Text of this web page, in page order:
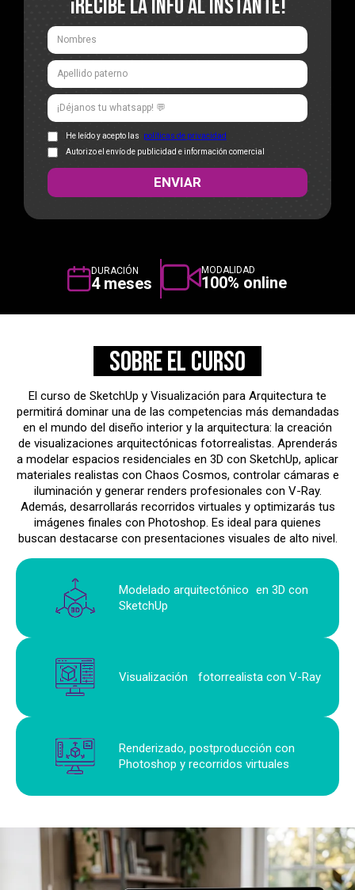
¡RECIBE LA INFO AL INSTANTE!
He leído y acepto las
políticas de privacidad
Autorizo el envío de publicidad e información comercial
DURACIÓN
4 meses
MODALIDAD
100% online
Sobre el curso
El curso de SketchUp y Visualización para Arquitectura te
permitirá dominar una de las competencias más demandadas
en el mundo del diseño interior y la arquitectura: la creación
de visualizaciones arquitectónicas fotorrealistas. Aprenderás
a modelar espacios residenciales en 3D con SketchUp, aplicar
materiales realistas con Chaos Cosmos, controlar cámaras e
iluminación y generar renders profesionales con V-Ray.
Además, desarrollarás recorridos virtuales y optimizarás tus
imágenes finales con Photoshop. Es ideal para quienes
buscan destacarse con presentaciones visuales de alto nivel.
Modelado arquitectónico en 3D con
SketchUp
Visualización fotorrealista con V-Ray
Renderizado, postproducción con
Photoshop y recorridos virtuales